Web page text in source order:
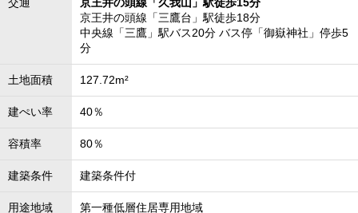
京王井の頭線「三鷹台」駅徒歩18分
中央線「三鷹」駅バス20分 バス停「御嶽神社」停歩5
分
土地面積 127.72m²
建ぺい率 40％
容積率 80％
建築条件 建築条件付
用途地域 第一種低層住居専用地域